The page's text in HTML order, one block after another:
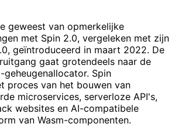
geweest van opmerkelijke
met Spin 2.0, vergeleken met zijn
geïntroduceerd in maart 2022. De
gaat grotendeels naar de
Spin
proces van het bouwen van
microservices, serverloze API's,
websites en AI-compatibele
van Wasm-componenten.